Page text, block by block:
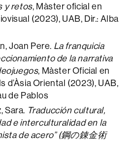
y retos, Màster oficial en
(2023), UAB, Dir.: Alba
Joan Pere. La franquicia
de la narrativa
, Màster Oficial en
d’Àsia Oriental (2023), UAB,
de Pablos
Sara. Traducción cultural,
e interculturalidad en la
de acero” (鋼の錬金術